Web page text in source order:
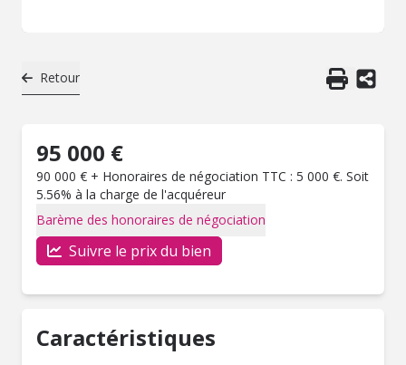
Retour
95 000 €
90 000 € + Honoraires de négociation TTC : 5 000 €. Soit
5.56% à la charge de l'acquéreur
Barème des honoraires de négociation
Suivre le prix du bien
Caractéristiques